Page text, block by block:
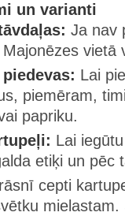
un varianti
Ja nav
vietā
Lai
piemēram,
papriku.
Lai
etiķi un pēc
cepti